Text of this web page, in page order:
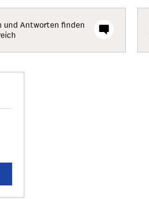
und Antworten finden